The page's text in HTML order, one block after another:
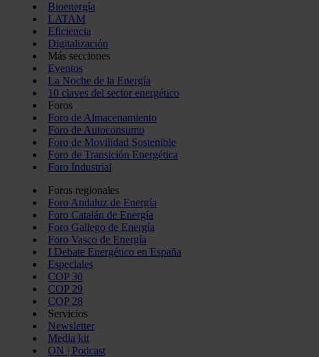
Bioenergía
LATAM
Eficiencia
Digitalización
Más secciones
Eventos
La Noche de la Energía
10 claves del sector energético
Foros
Foro de Almacenamiento
Foro de Autoconsumo
Foro de Movilidad Sostenible
Foro de Transición Energética
Foro Industrial
Foros regionales
Foro Andaluz de Energía
Foro Catalán de Energía
Foro Gallego de Energía
Foro Vasco de Energía
I Debate Energético en España
Especiales
COP 30
COP 29
COP 28
Servicios
Newsletter
Media kit
ON | Podcast